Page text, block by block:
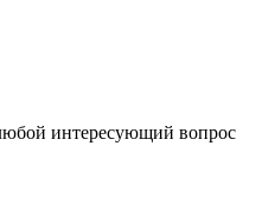
интересующий вопрос